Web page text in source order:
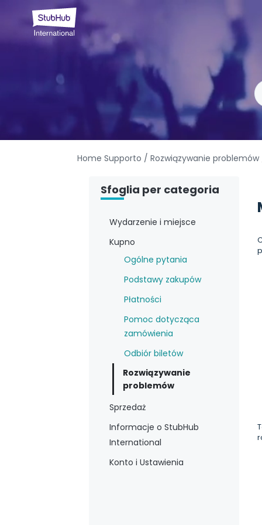
Home Supporto / Rozwiązywanie problemów
Sfoglia per categoria
Wydarzenie i miejsce
Kupno
Ogólne pytania
Podstawy zakupów
Płatności
Pomoc dotycząca
zamówienia
Odbiór biletów
Rozwiązywanie
problemów
Sprzedaż
Informacje o StubHub
International
Konto i Ustawienia